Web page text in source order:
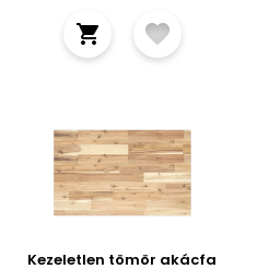
Kezeletlen tömör akácfa